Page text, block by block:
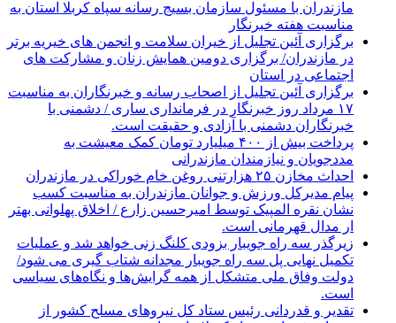
مازندران با مسئول سازمان بسیج رسانه سپاه کربلا استان به
مناسبت هفته خبرنگار
برگزاری آئین تجلیل از خیران سلامت و انجمن های خیریه برتر
در مازندران/ برگزاری دومین همایش زنان و مشارکت های
اجتماعی در استان
برگزاری آئین تجلیل از اصحاب رسانه و خبرنگاران به مناسبت
۱۷ مرداد روز خبرنگار در فرمانداری ساری / دشمنی با
خبرنگاران دشمنی با آزادی و حقیقت است.
پرداخت بیش از ۴۰۰ میلیارد تومان کمک معیشت به
مددجویان و نیازمندان مازندرانی
احداث مخازن ۲۵ هزارتنی روغن خام خوراکی در مازندران
پیام مدیرکل ورزش و جوانان مازندران به مناسبت کسب
نشان نقره المپیک توسط امیرحسین زارع / اخلاق پهلوانی بهتر
ار مدال قهرمانی است.
زیرگذر سه راه جویبار بزودی کلنگ زنی خواهد شد و عملیات
تکمیل نهایی پل سه راه جویبار مجدانه شتاب گیری می شود/
دولت وفاق ملی متشکل از همه گرایش‌ها و نگاه‌های سیاسی
است.
تقدیر و قدردانی رئیس ستاد کل نیرو‌های مسلح کشور از